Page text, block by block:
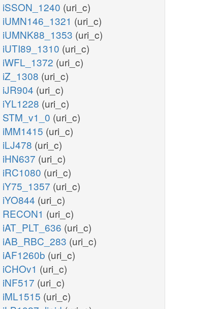
iSSON_1240 (uri_c)
iUMN146_1321 (uri_c)
iUMNK88_1353 (uri_c)
iUTI89_1310 (uri_c)
iWFL_1372 (uri_c)
iZ_1308 (uri_c)
iJR904 (uri_c)
iYL1228 (uri_c)
STM_v1_0 (uri_c)
iMM1415 (uri_c)
iLJ478 (uri_c)
iHN637 (uri_c)
iRC1080 (uri_c)
iY75_1357 (uri_c)
iYO844 (uri_c)
RECON1 (uri_c)
iAT_PLT_636 (uri_c)
iAB_RBC_283 (uri_c)
iAF1260b (uri_c)
iCHOv1 (uri_c)
iNF517 (uri_c)
iML1515 (uri_c)